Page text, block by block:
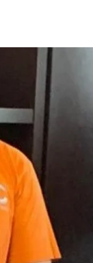
Служба
области
он
и